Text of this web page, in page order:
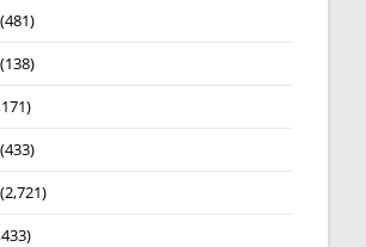
(481)
(138)
(433)
(2,721)